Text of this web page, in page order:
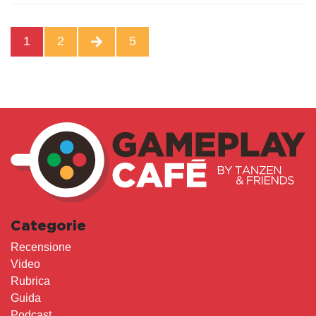
1 2 5
Categorie
Recensione
Video
Rubrica
Guida